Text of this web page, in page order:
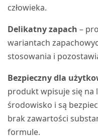
człowieka.
Delikatny zapach –
wariantach
stosowania i
Bezpieczny dla
produkt wpisuje się na
środowisko i są
brak zawartości
formule.